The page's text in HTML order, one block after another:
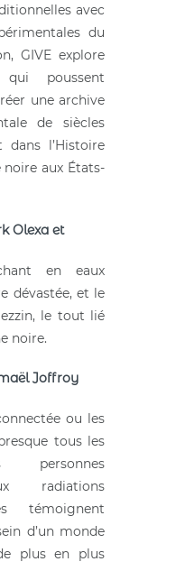
avec
du
GIVE explore
poussent
une archive
de siècles
dans l’Histoire
aux États-
Olexa et
en eaux
dévastée, et le
le tout lié
noire.
Joffroy
ou les
tous les
personnes
radiations
témoignent
d’un monde
plus en plus